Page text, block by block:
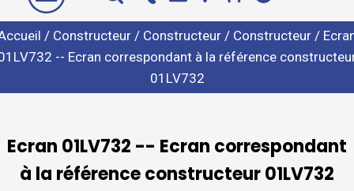
/ Constructeur / Constructeur / Constructeur /
-- Ecran correspondant à la référence
01LV732
Ecran 01LV732 -- Ecran correspondant
à la référence constructeur 01LV732